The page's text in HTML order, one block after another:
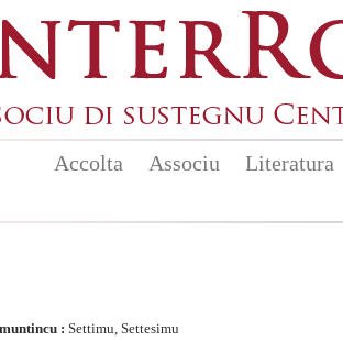
Accolta Associu Literatura
: Settimu, Settesimu